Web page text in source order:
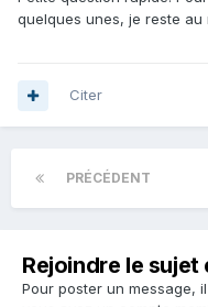
quelques unes, je reste
Citer
PRÉCÉDENT
Rejoindre le
Pour poster un message,